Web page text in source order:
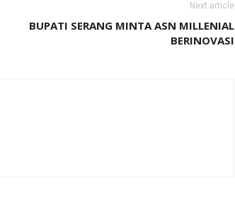
Next article
BUPATI SERANG MINTA ASN MILLENIAL
BERINOVASI